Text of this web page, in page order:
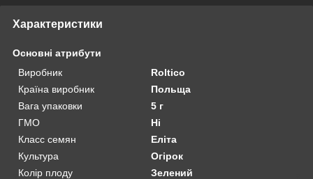
Характеристики
Основні атрибути
Виробник
Roltico
Країна виробник
Польща
Вага упаковки
5 г
ГМО
Ні
Класс семян
Еліта
Культура
Огірок
Колір плоду
Зелений